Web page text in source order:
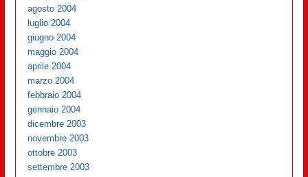
agosto 2004
luglio 2004
giugno 2004
maggio 2004
aprile 2004
marzo 2004
febbraio 2004
gennaio 2004
dicembre 2003
novembre 2003
ottobre 2003
settembre 2003